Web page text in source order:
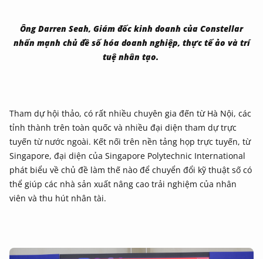
Ông Darren Seah, Giám đốc kinh doanh của Constellar
nhấn mạnh chủ đề số hóa doanh nghiệp, thực tế ảo và trí
tuệ nhân tạo.
Tham dự hội thảo, có rất nhiều chuyên gia đến từ Hà Nội, các
tỉnh thành trên toàn quốc và nhiều đại diện tham dự trực
tuyến từ nước ngoài. Kết nối trên nền tảng họp trực tuyến, từ
Singapore, đại diện của Singapore Polytechnic International
phát biểu về chủ đề làm thế nào để chuyển đổi kỹ thuật số có
thể giúp các nhà sản xuất nâng cao trải nghiệm của nhân
viên và thu hút nhân tài.